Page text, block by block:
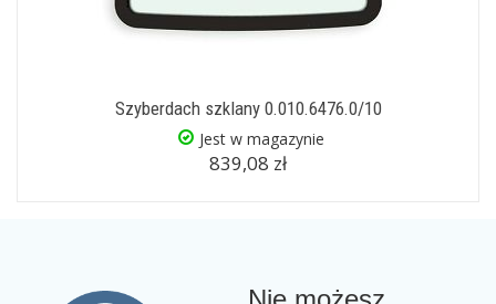
Szyberdach szklany 0.010.6476.0/10
Jest w magazynie
839,08 zł